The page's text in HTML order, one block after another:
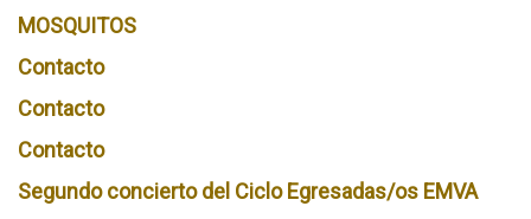
MOSQUITOS
Contacto
Contacto
Contacto
Segundo concierto del Ciclo Egresadas/os EMVA